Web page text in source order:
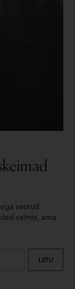
seotud
valmis, anna
LIITU